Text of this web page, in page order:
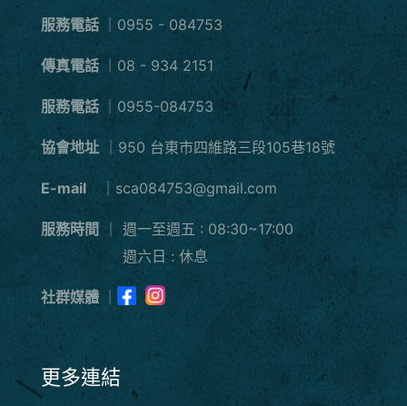
服務電話 ｜0955 - 084753
傳真電話 ｜08 - 934 2151
服務電話 ｜0955-084753
協會地址 ｜950 台東市四維路三段105巷18號
E-mail ｜sca084753@gmail.com
服務時間
週一至週五 : 08:30~17:00
週六日 : 休息
社群媒體
更多連結